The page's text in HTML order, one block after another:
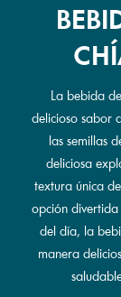
La bebida
delicioso sabor
las semillas
deliciosa
textura única
opción
del día, la
manera